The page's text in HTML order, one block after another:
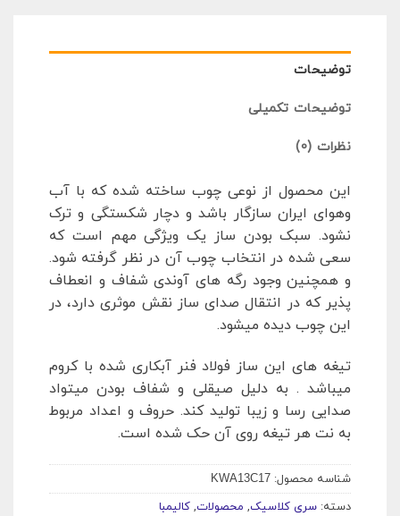
توضیحات
توضیحات تکمیلی
نظرات (0)
این محصول از نوعی چوب ساخته شده که با آب
وهوای ایران سازگار باشد و دچار شکستگی و ترک
نشود. سبک بودن ساز یک ویژگی مهم است که
سعی شده در انتخاب چوب آن در نظر گرفته شود.
و همچنین وجود رگه های آوندی شفاف و انعطاف
پذیر که در انتقال صدای ساز نقش موثری دارد، در
این چوب دیده میشود.
تیغه های این ساز فولاد فنر آبکاری شده با کروم
میباشد . به دلیل صیقلی و شفاف بودن میتواد
صدایی رسا و زیبا تولید کند. حروف و اعداد مربوط
به نت هر تیغه روی آن حک شده است.
شناسه محصول: KWA13C17
دسته: سری کلاسیک,محصولات,کالیمبا